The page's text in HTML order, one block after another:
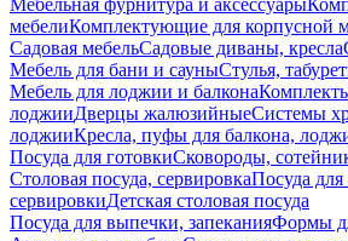
Мебельная фурнитура и аксессуары
мебелиКомплектующие для корпусной
Садовая мебельСадовые диваны, кресла
Мебель для бани и сауныСтулья,
Мебель для лоджии и балкона
лоджииДверцы жалюзийныеСистемы
лоджииКресла, пуфы для балкона,
Посуда для готовкиСковороды,
Столовая посуда, сервировкаПосуда для
сервировкиДетская столовая посуда
Посуда для выпечки, запеканияФормы